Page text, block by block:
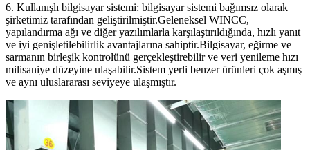
6. Kullanışlı bilgisayar sistemi: bilgisayar sistemi bağımsız olarak
şirketimiz tarafından geliştirilmiştir.Geleneksel WINCC,
yapılandırma ağı ve diğer yazılımlarla karşılaştırıldığında, hızlı yanıt
ve iyi genişletilebilirlik avantajlarına sahiptir.Bilgisayar, eğirme ve
sarmanın birleşik kontrolünü gerçekleştirebilir ve veri yenileme hızı
milisaniye düzeyine ulaşabilir.Sistem yerli benzer ürünleri çok aşmış
ve aynı uluslararası seviyeye ulaşmıştır.